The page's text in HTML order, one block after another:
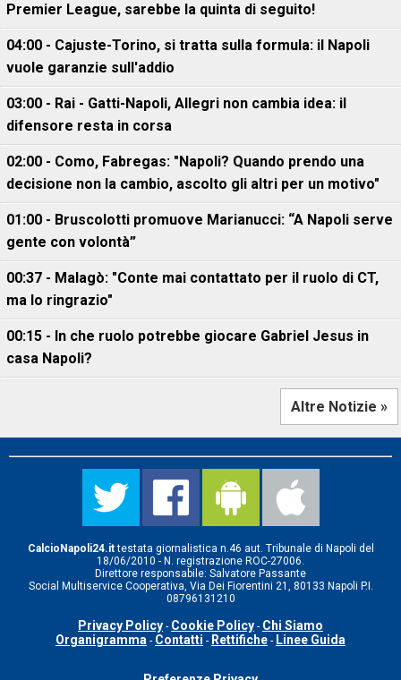
Premier League, sarebbe la quinta di seguito!
04:00 - Cajuste-Torino, si tratta sulla formula: il Napoli
vuole garanzie sull'addio
03:00 - Rai - Gatti-Napoli, Allegri non cambia idea: il
difensore resta in corsa
02:00 - Como, Fabregas: "Napoli? Quando prendo una
decisione non la cambio, ascolto gli altri per un motivo"
01:00 - Bruscolotti promuove Marianucci: “A Napoli serve
gente con volontà”
00:37 - Malagò: "Conte mai contattato per il ruolo di CT,
ma lo ringrazio"
00:15 - In che ruolo potrebbe giocare Gabriel Jesus in
casa Napoli?
Altre Notizie »
CalcioNapoli24.ittestata giornalistica n.46 aut. Tribunale di Napoli del
18/06/2010 - N. registrazione ROC-27006.
Direttore responsabile: Salvatore Passante
Social Multiservice Cooperativa, Via Dei Fiorentini 21, 80133 Napoli P.I.
08796131210
Privacy Policy - Cookie Policy - Chi Siamo
Organigramma - Contatti - Rettifiche - Linee Guida